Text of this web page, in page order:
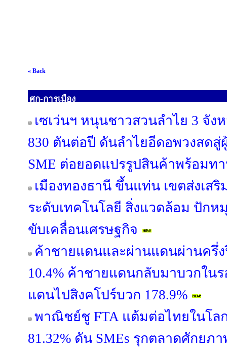
« Back
ศก-การเมือง
เซเว่นฯ หนุนชาวสวนลำไย 3 จัง
830 ตันต่อปี ดันลำไยอีดอพวงสด
SME ต่อยอดแปรรูปสินค้าพร้อมท
เมืองทองธานี ขึ้นแท่น เขตส่งเสริ
ระดับเทคโนโลยี สิ่งแวดล้อม ปักห
ขับเคลื่อนเศรษฐกิจ
ค้าชายแดนและผ่านแดนผ่านครึ่ง
10.4% ค้าชายแดนกลับมาบวกใน
แดนไปสิงคโปร์บวก 178.9%
พาณิชย์ชู FTA แต้มต่อไทยในโล
81.32% ดัน SMEs รุกตลาดศักยภ